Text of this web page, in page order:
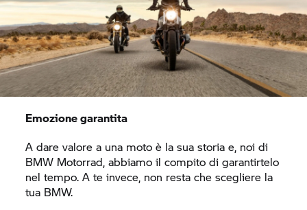
Emozione garantita
A dare valore a una moto è la sua storia e, noi di
BMW Motorrad, abbiamo il compito di garantirtelo
nel tempo. A te invece, non resta che scegliere la
tua BMW.